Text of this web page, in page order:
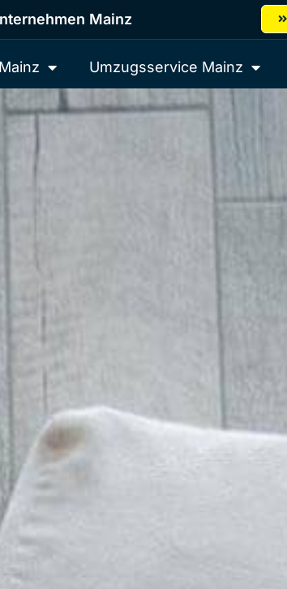
Mainz
Umzugsservice Mainz